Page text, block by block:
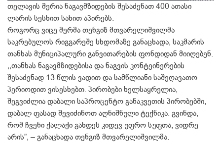
თელავის მერია ნაგავმზიდების შესაძენათ 400 ათასი
ლარის სესხით სახით აპირებს.
როგორც ვიცე მერმა თენგიზ მთვარელიშვილმა
საკრებულოს რიგგარეშე სხდომაზე განაცხადა, საკმარის
თანხას მუნიციპალური განვითარების ფონდიდან მიიღებენ.
,,თანხას ნაგავმზიდებისა და ნაგვის კონტეინერების
შესაძენად 13 წლის ვადით და სამწლიანი საშეღავათო
პერიოდით ვისესხებთ. პირობები ხელსაყრელია,
შეგვიძლია დაბალი საპროცენტო განაკვეთის პირობებში,
დაბალ ფასად შევიძინოთ აღნიშნული ტექნიკა. გვინდა,
რომ ჩვენი ქალაქი გახდეს კიდევ უფრო სუფთა, ვიდრე
არის”, – განაცხადა თენგიზ მთვარელიშვილმა.